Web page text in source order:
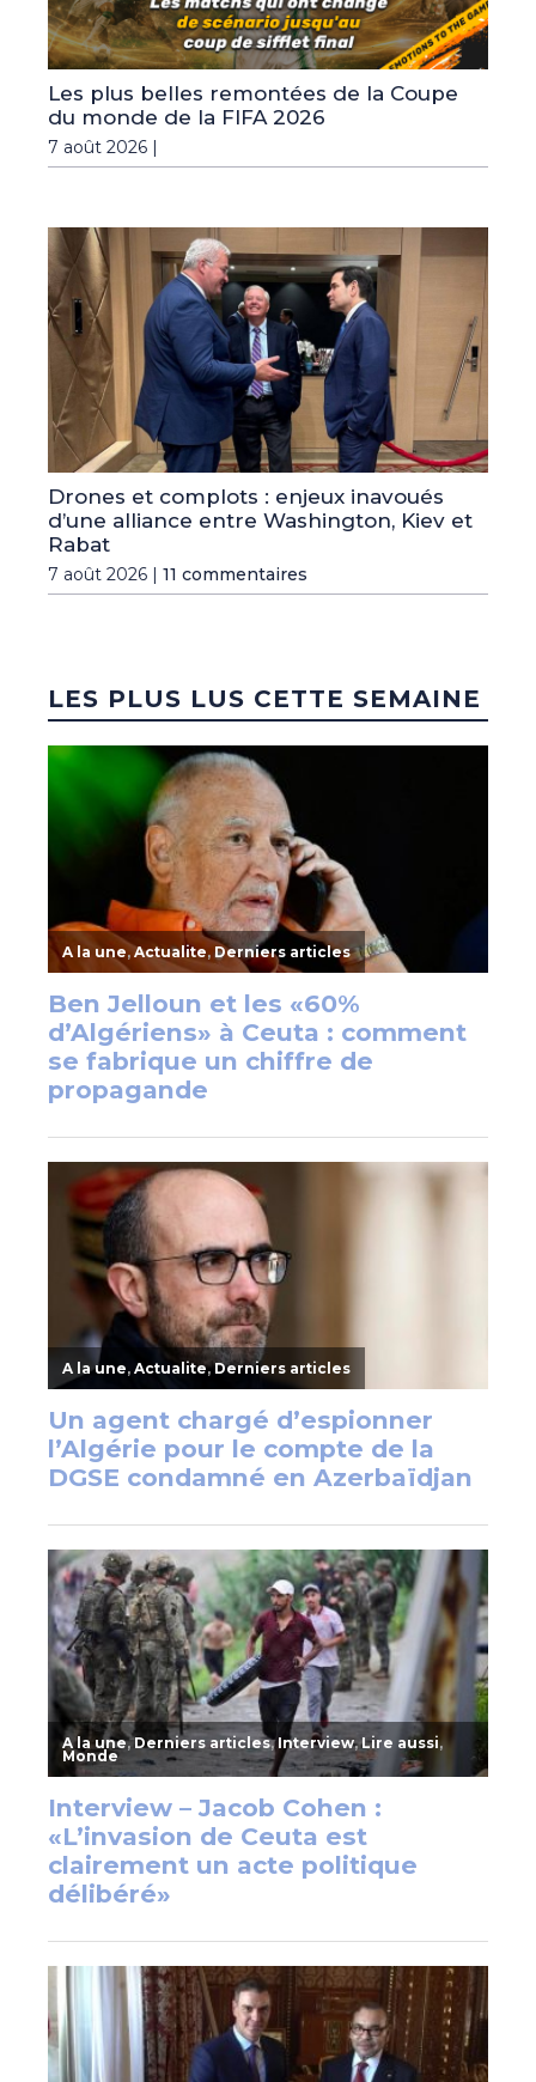
Les plus belles remontées de la Coupe
du monde de la FIFA 2026
7 août 2026 |
Drones et complots : enjeux inavoués
d’une alliance entre Washington, Kiev et
Rabat
7 août 2026 | 11 commentaires
LES PLUS LUS CETTE SEMAINE